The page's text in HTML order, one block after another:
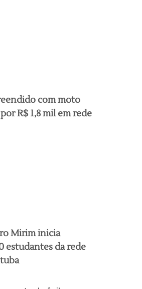
com moto
R$ 1,8 mil em rede
Mirim inicia
estudantes da rede